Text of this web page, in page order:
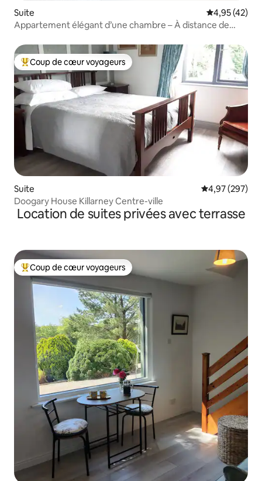
Suite Évaluation
4,95 (42)
Appartement élégant d’une chambre – À distance de
Coups de cœur voyageurs les plus appréciés
Coup de cœur voyageurs
Suite Évaluation
4,97 (297)
Doogary House Killarney Centre-ville
Location de suites privées avec terrasse
Coups de cœur voyageurs les plus appréciés
Coup de cœur voyageurs